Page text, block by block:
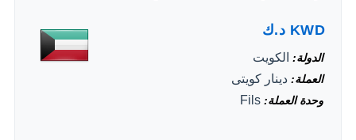
KWD د.ك
الدولة الكويت
العملة دينار كويتى
وحدة العملة Fils